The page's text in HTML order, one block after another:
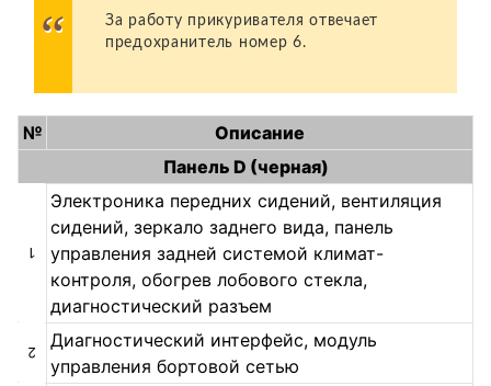
За работу прикуривателя отвечает
предохранитель номер 6.
№
Описание
Панель D (черная)
1
Электроника передних сидений, вентиляция
сидений, зеркало заднего вида, панель
управления задней системой климат-
контроля, обогрев лобового стекла,
диагностический разъем
2
Диагностический интерфейс, модуль
управления бортовой сетью